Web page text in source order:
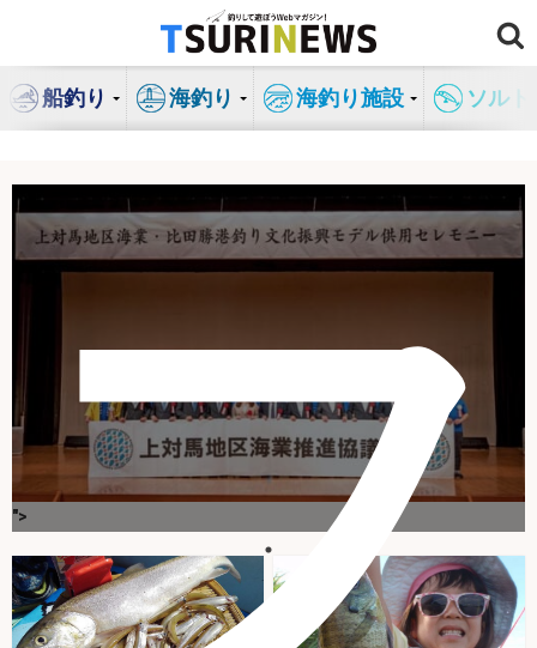
ン
船釣り 海釣り 海釣り施設 ソル
フ
">